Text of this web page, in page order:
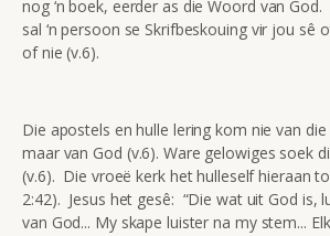
nog ‘n boek, eerder as die Woord van God.
sal ‘n persoon se Skrifbeskouing vir jou sê
of nie (v.6).
Die apostels en hulle lering kom nie van die
maar van God (v.6). Ware gelowiges soek
(v.6). Die vroeë kerk het hulleself hieraan
2:42). Jesus het gesê: “Die wat uit God is,
van God... My skape luister na my stem...